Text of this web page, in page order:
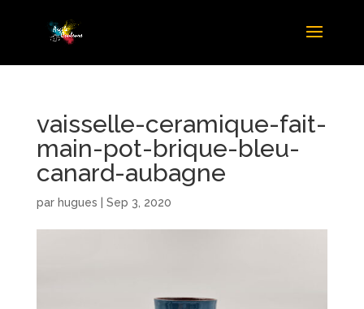
vaisselle-ceramique-fait-
main-pot-brique-bleu-
canard-aubagne
par hugues Sep 3, 2020